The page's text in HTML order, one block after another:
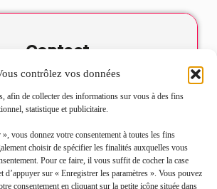
contrôlez vos données
afin de collecter des informations sur vous à des fins
statistique et publicitaire.
vous donnez votre consentement à toutes les fins
choisir de spécifier les finalités auxquelles vous
Pour ce faire, il vous suffit de cocher la case
d’appuyer sur « Enregistrer les paramètres ». Vous pouvez
consentement en cliquant sur la petite icône située dans
Contact